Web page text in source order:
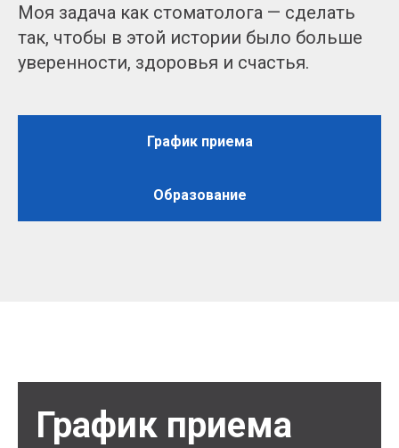
Моя задача как стоматолога — сделать
так, чтобы в этой истории было больше
уверенности, здоровья и счастья.
График приема
Образование
График приема